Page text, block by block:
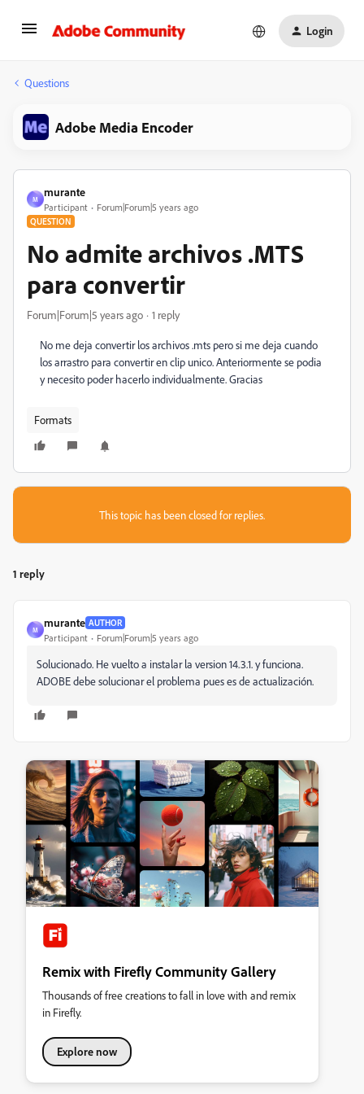
Login
Questions
Adobe Media Encoder
M
murante
Participant Forum|Forum|5 years ago
QUESTION
No admite archivos .MTS
para convertir
Forum|Forum|5 years ago 1 reply
No me deja convertir los archivos .mts pero si me deja cuando
los arrastro para convertir en clip unico. Anteriormente se podia
y necesito poder hacerlo individualmente. Gracias
Formats
This topic has been closed for replies.
1 reply
M
murante AUTHOR
Participant Forum|Forum|5 years ago
Solucionado. He vuelto a instalar la version 14.3.1. y funciona.
ADOBE debe solucionar el problema pues es de actualización.
Remix with Firefly Community Gallery
Thousands of free creations to fall in love with and remix
in Firefly.
Explore now